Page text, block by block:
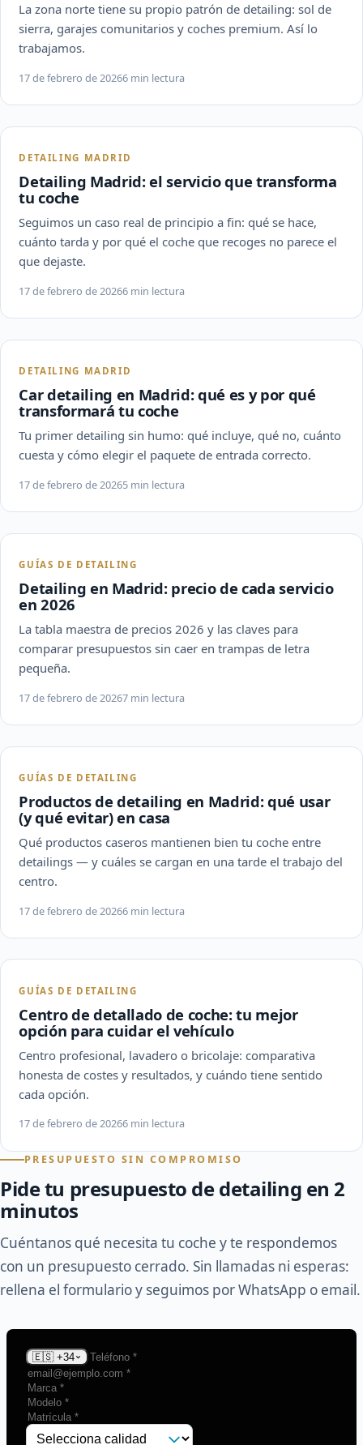
La zona norte tiene su propio patrón de detailing: sol de
sierra, garajes comunitarios y coches premium. Así lo
trabajamos.
17 de febrero de 20266 min lectura
DETAILING MADRID
Detailing Madrid: el servicio que transforma
tu coche
Seguimos un caso real de principio a fin: qué se hace,
cuánto tarda y por qué el coche que recoges no parece el
que dejaste.
17 de febrero de 20266 min lectura
DETAILING MADRID
Car detailing en Madrid: qué es y por qué
transformará tu coche
Tu primer detailing sin humo: qué incluye, qué no, cuánto
cuesta y cómo elegir el paquete de entrada correcto.
17 de febrero de 20265 min lectura
GUÍAS DE DETAILING
Detailing en Madrid: precio de cada servicio
en 2026
La tabla maestra de precios 2026 y las claves para
comparar presupuestos sin caer en trampas de letra
pequeña.
17 de febrero de 20267 min lectura
GUÍAS DE DETAILING
Productos de detailing en Madrid: qué usar
(y qué evitar) en casa
Qué productos caseros mantienen bien tu coche entre
detailings — y cuáles se cargan en una tarde el trabajo del
centro.
17 de febrero de 20266 min lectura
GUÍAS DE DETAILING
Centro de detallado de coche: tu mejor
opción para cuidar el vehículo
Centro profesional, lavadero o bricolaje: comparativa
honesta de costes y resultados, y cuándo tiene sentido
cada opción.
17 de febrero de 20266 min lectura
PRESUPUESTO SIN COMPROMISO
Pide tu presupuesto de detailing en 2
minutos
Cuéntanos qué necesita tu coche y te respondemos
con un presupuesto cerrado. Sin llamadas ni esperas:
rellena el formulario y seguimos por WhatsApp o email.